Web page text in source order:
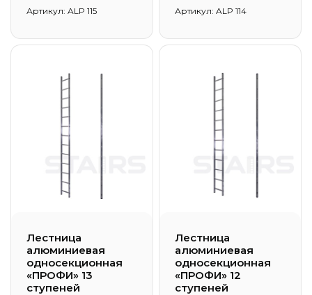
Артикул: ALP 115 Артикул: ALP 114
Лестница
алюминиевая
односекционная
«ПРОФИ» 13
ступеней
Лестница
алюминиевая
односекционная
«ПРОФИ» 12
ступеней